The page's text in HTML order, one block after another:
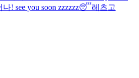
! see you soon zzzzzz😴레츠고